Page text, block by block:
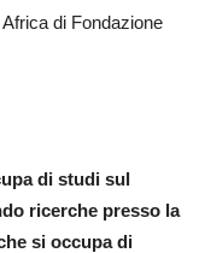
di Fondazione
di studi sul
ricerche presso la
si occupa di